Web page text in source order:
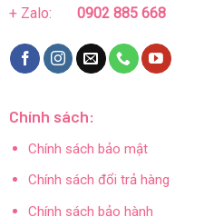
+ Zalo: 0902 885 668
Chính sách:
Chính sách bảo mật
Chính sách đổi trả hàng
Chính sách bảo hành